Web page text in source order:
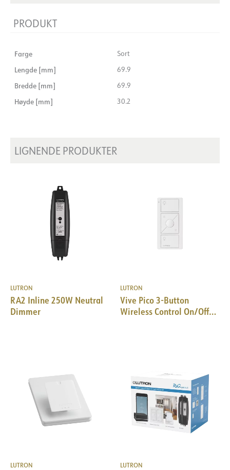
PRODUKT
Farge Sort
Lengde [mm] 69.9
Bredde [mm] 69.9
Høyde [mm] 30.2
LIGNENDE PRODUKTER
LUTRON
RA2 Inline 250W Neutral
Dimmer
LUTRON
Vive Pico 3-Button
Wireless Control On/Off
LUTRON LUTRON